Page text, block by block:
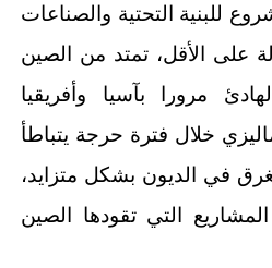
نحو 7000 مشروع للبنية التحتية والصناعات
في 70 دولة على الأقل، تمتد من الصين
مرورا بآسيا وأفريقيا
خلال فترة حرجة يتباطأ
في الديون بشكل متزايد،
التي تقودها الصين